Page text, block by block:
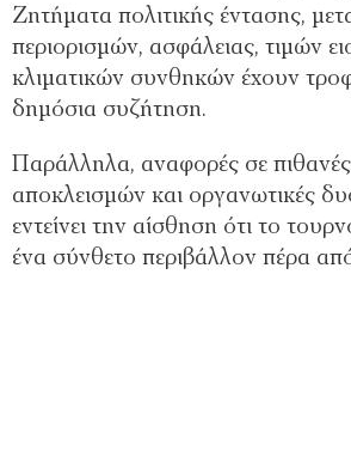
Ζητήματα πολιτικής έντασης,
περιορισμών, ασφάλειας, τιμών
κλιματικών συνθηκών έχουν
δημόσια συζήτηση.
Παράλληλα, αναφορές σε
αποκλεισμών και οργανωτικές
εντείνει την αίσθηση ότι το
ένα σύνθετο περιβάλλον πέρα